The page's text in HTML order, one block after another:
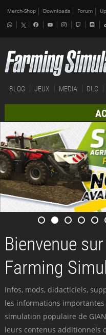
Merch-Shop Downloads Forum
BLOG JEUX MEDIA DLC
Bienvenue
Farming
Infos, mods, didacticiels,
les informations
simulation populaire de
leurs contenus additionnels